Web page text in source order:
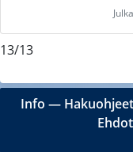
13/13
Info ― Hakuohjeet